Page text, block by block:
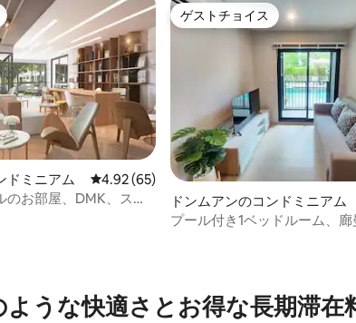
の平均評価
ドミニアム レビュー65件、5つ星中4.92つ星の平均評
4.92 (65)
のお部屋、DMK、スカ
ゲストチョイス
ゲストチョイス
ドンムアンのコンドミニアム
プール付き1ベッドルーム、
ような快⁠適⁠さ⁠とお⁠得⁠な長⁠期⁠滞⁠在